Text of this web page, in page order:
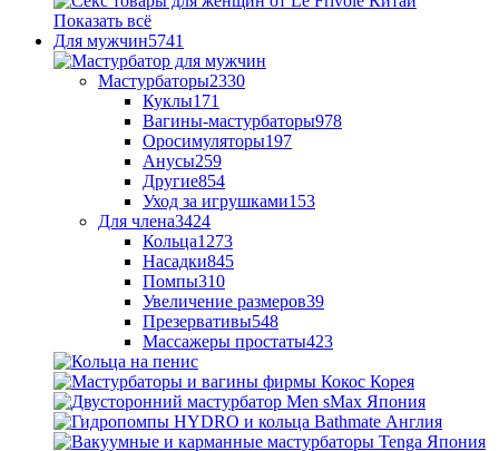
Показать всё
Для мужчин5741
Мастурбаторы2330
Куклы171
Вагины-мастурбаторы978
Оросимуляторы197
Анусы259
Другие854
Уход за игрушками153
Для члена3424
Кольца1273
Насадки845
Помпы310
Увеличение размеров39
Презервативы548
Массажеры простаты423